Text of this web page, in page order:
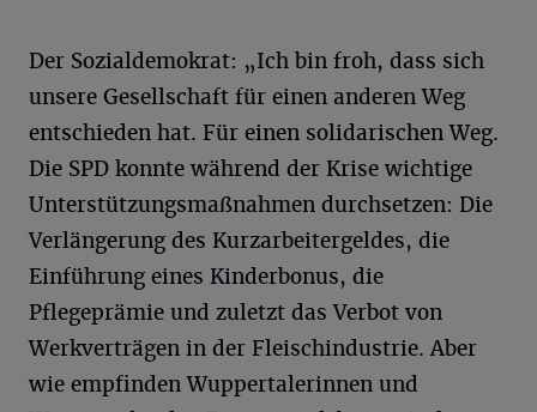
Der Sozialdemokrat: „Ich bin froh, dass sich
unsere Gesellschaft für einen anderen Weg
entschieden hat. Für einen solidarischen Weg.
Die SPD konnte während der Krise wichtige
Unterstützungsmaßnahmen durchsetzen: Die
Verlängerung des Kurzarbeitergeldes, die
Einführung eines Kinderbonus, die
Pflegeprämie und zuletzt das Verbot von
Werkverträgen in der Fleischindustrie. Aber
wie empfinden Wuppertalerinnen und